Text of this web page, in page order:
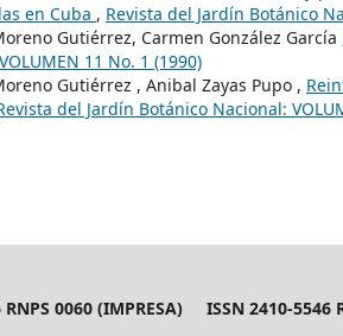
en Cuba , Revista del Jardín Botánico
Gutiérrez, Carmen González García
11 No. 1 (1990)
Gutiérrez , Anibal Zayas Pupo ,
del Jardín Botánico Nacional:
RNPS 0060 (IMPRESA) ISSN 2410-5546